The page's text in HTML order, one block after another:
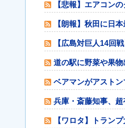
【悲報】エアコン
【朗報】秋田に日
【広島対巨人14回
道の駅に野菜や果
ベアマンがアスト
兵庫・斎藤知事、
【ワロタ】トラン